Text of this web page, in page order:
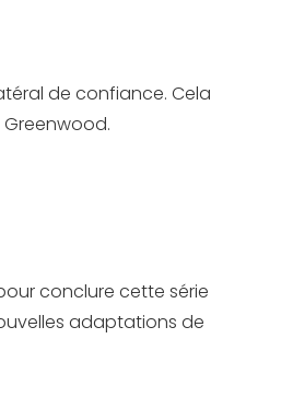
de confiance. Cela
conclure cette série
adaptations de